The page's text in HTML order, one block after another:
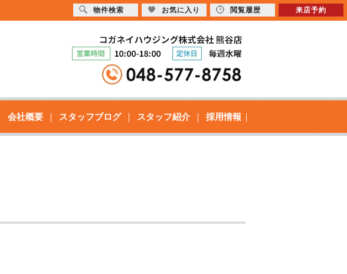
会社概要 スタッフブログ スタッフ紹介 採用情報
物件検索 お気に入り 閲覧履歴 来店予約